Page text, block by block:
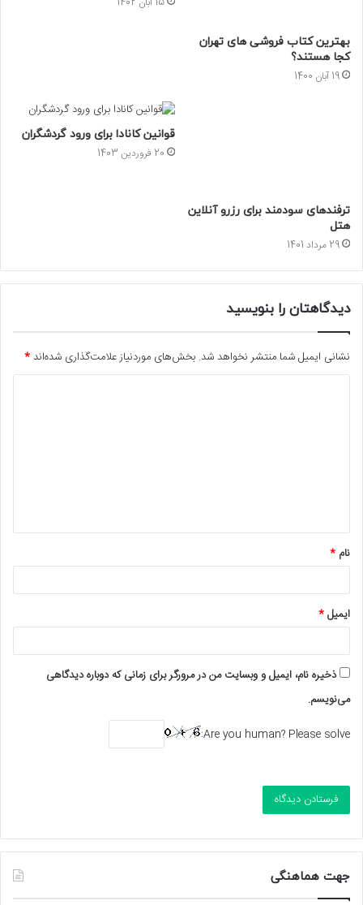
بهترین کتاب فروشی های تهران
کجا هستند؟
19 آبان 1400
ترفندهای سودمند برای رزرو آنلاین
هتل
29 مرداد 1401
قوانین کانادا برای ورود گردشگران
20 فروردین 1403
دیدگاهتان را بنویسید
نشانی ایمیل شما منتشر نخواهد شد. بخش‌های موردنیاز علامت‌گذاری شده‌اند*
*
نام *
ایمیل*
ذخیره نام، ایمیل و وبسایت من در مرورگر برای زمانی که دوباره دیدگاهی
می‌نویسم.
Are you human? Please solve:
جهت هماهنگی